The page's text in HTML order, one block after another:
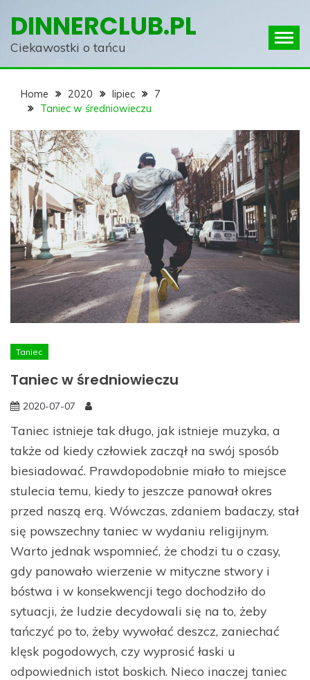
content
DINNERCLUB.PL
Ciekawostki o tańcu
Home 2020 lipiec
7
Taniec w średniowieczu
Taniec
Taniec w średniowieczu
2020-07-07
Taniec istnieje tak długo, jak istnieje muzyka, a
także od kiedy człowiek zaczął na swój sposób
biesiadować. Prawdopodobnie miało to miejsce
stulecia temu, kiedy to jeszcze panował okres
przed naszą erą. Wówczas, zdaniem badaczy, stał
się powszechny taniec w wydaniu religijnym.
Warto jednak wspomnieć, że chodzi tu o czasy,
gdy panowało wierzenie w mityczne stwory i
bóstwa i w konsekwencji tego dochodziło do
sytuacji, że ludzie decydowali się na to, żeby
tańczyć po to, żeby wywołać deszcz, zaniechać
klęsk pogodowych, czy wyprosić łaski u
odpowiednich istot boskich. Nieco inaczej taniec